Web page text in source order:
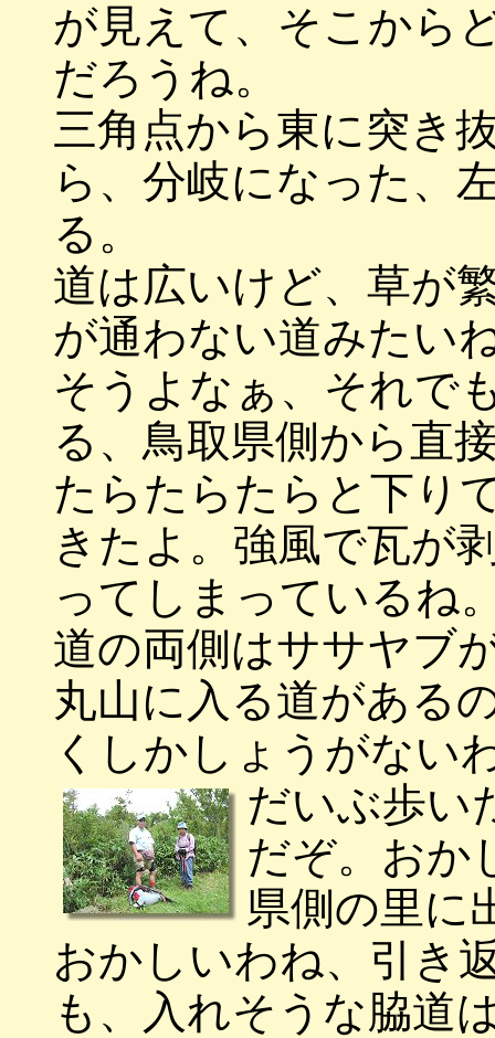
が見えて、そこから
だろうね。
三角点から東に突き
ら、分岐になった、
る。
道は広いけど、草が
が通わない道みたい
そうよなぁ、それで
る、鳥取県側から直
たらたらたらと下り
きたよ。強風で瓦が
ってしまっているね
道の両側はササヤブ
丸山に入る道がある
くしかしょうがない
だいぶ歩い
だぞ。おか
県側の里に
おかしいわね、引き
も、入れそうな脇道